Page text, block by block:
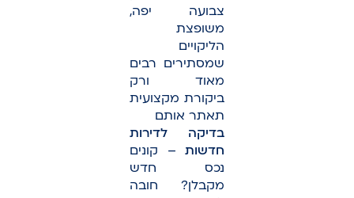
צבועה יפה,
משופצת
הליקויים
שמסתירים רבים
מאוד ורק
ביקורת מקצועית
תאתר אותם
בדיקה לדירות
חדשות– קונים
נכס חדש
מקבלן? חובה